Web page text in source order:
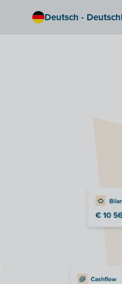
Deutsch -